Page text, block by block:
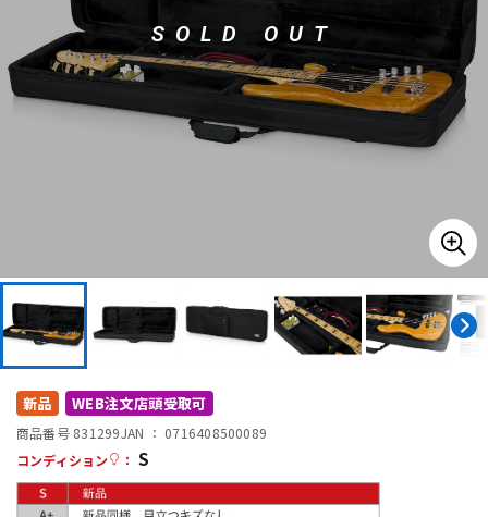
キーボード 電子ピアノ
管楽器 その他楽器
DTM オンライン納品 レコーディング機器
配信/ライブ機器
中古 ヴィンテージ
SOLD OUT
新品 WEB注文店頭受取可
商品番号 831299JAN ： 0716408500089
コンディション
： S